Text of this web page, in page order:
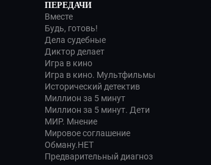
ПЕРЕДАЧИ
Вместе
Будь, готовь!
Дела судебные
Диктор делает
Игра в кино
Игра в кино. Мультфильмы
Исторический детектив
Миллион за 5 минут
Миллион за 5 минут. Дети
МИР. Мнение
Мировое соглашение
Обману.НЕТ
Предварительный диагноз